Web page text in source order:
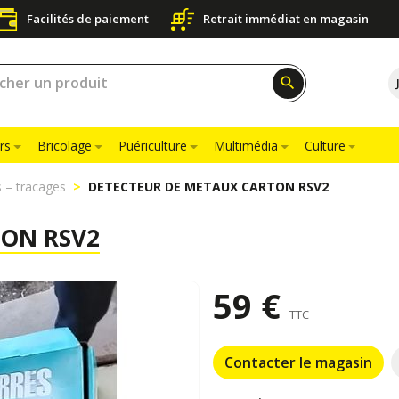
Facilités de paiement Retrait immédiat en magasin
search
Bricolage Puériculture Multimédia Culture
– tracages DETECTEUR DE METAUX CARTON RSV2
RSV2
59 € TTC
Contacter le magasin